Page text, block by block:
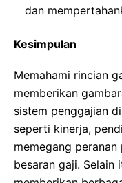
dan
Kesimpulan
Memahami rincian
memberikan
sistem penggajian
seperti kinerja,
memegang
besaran gaji. Selain